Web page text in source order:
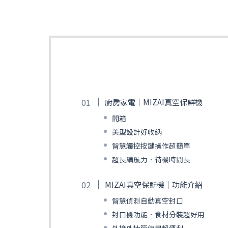
廚房家電｜MIZAI真空保鮮機
開箱
美型設計好收納
智慧觸控按鍵操作超簡單
超長續航力．待機時間長
MIZAI真空保鮮機｜功能介紹
智慧偵測自動真空封口
封口機功能．食材分裝超好用